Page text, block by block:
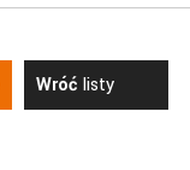
Wróć listy